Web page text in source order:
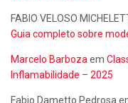
FABIO VELOSO
Guia completo sobre
Marcelo Barboza em
Inflamabilidade – 2025
Fabio Dametto Pedrosa